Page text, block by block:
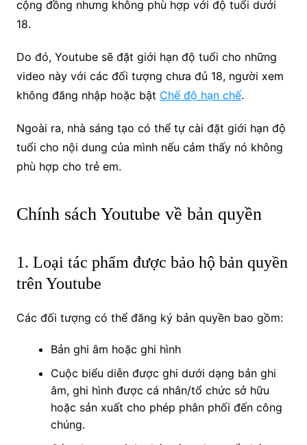
cộng đồng nhưng không phù hợp với độ tuổi dưới
18.
Do đó, Youtube sẽ đặt giới hạn độ tuổi cho những
video này với các đối tượng chưa đủ 18, người xem
không đăng nhập hoặc bật Chế độ hạn chế.
Ngoài ra, nhà sáng tạo có thể tự cài đặt giới hạn độ
tuổi cho nội dung của mình nếu cảm thấy nó không
phù hợp cho trẻ em.
Chính sách Youtube về bản quyền
1. Loại tác phẩm được bảo hộ bản quyền
trên Youtube
Các đối tượng có thể đăng ký bản quyền bao gồm:
Bản ghi âm hoặc ghi hình
Cuộc biểu diễn được ghi dưới dạng bản ghi
âm, ghi hình được cá nhân/tổ chức sở hữu
hoặc sản xuất cho phép phân phối đến công
chúng.